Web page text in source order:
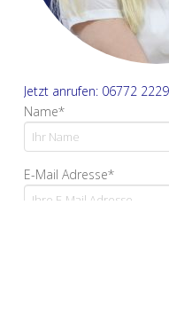
Jetzt anrufen: 06772
Name*
E-Mail Adresse*